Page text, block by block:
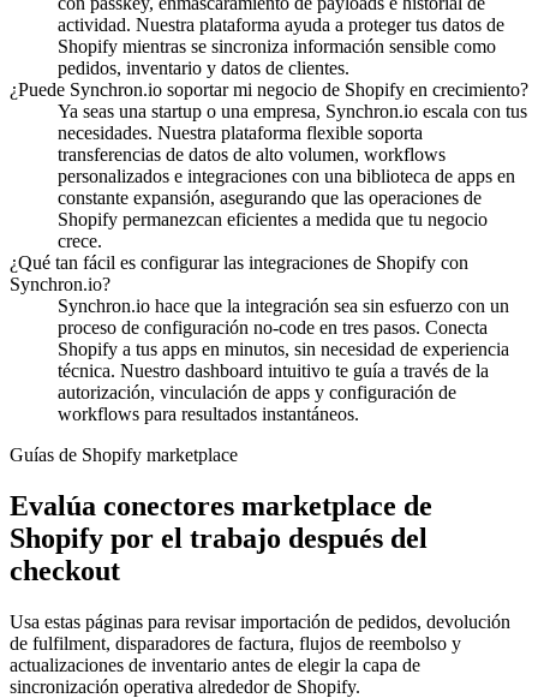
actividad. Nuestra plataforma ayuda a proteger tus datos de
Shopify mientras se sincroniza información sensible como
pedidos, inventario y datos de clientes.
¿Puede Synchron.io soportar mi negocio de Shopify en crecimiento?
Ya seas una startup o una empresa, Synchron.io escala con tus
necesidades. Nuestra plataforma flexible soporta
transferencias de datos de alto volumen, workflows
personalizados e integraciones con una biblioteca de apps en
constante expansión, asegurando que las operaciones de
Shopify permanezcan eficientes a medida que tu negocio
crece.
¿Qué tan fácil es configurar las integraciones de Shopify con
Synchron.io?
Synchron.io hace que la integración sea sin esfuerzo con un
proceso de configuración no-code en tres pasos. Conecta
Shopify a tus apps en minutos, sin necesidad de experiencia
técnica. Nuestro dashboard intuitivo te guía a través de la
autorización, vinculación de apps y configuración de
workflows para resultados instantáneos.
Guías de Shopify marketplace
Evalúa conectores marketplace de
Shopify por el trabajo después del
checkout
Usa estas páginas para revisar importación de pedidos, devolución
de fulfilment, disparadores de factura, flujos de reembolso y
actualizaciones de inventario antes de elegir la capa de
sincronización operativa alrededor de Shopify.